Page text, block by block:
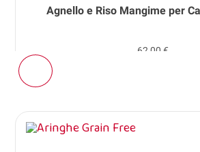
Agnello e Riso Mangime per
62,00 €